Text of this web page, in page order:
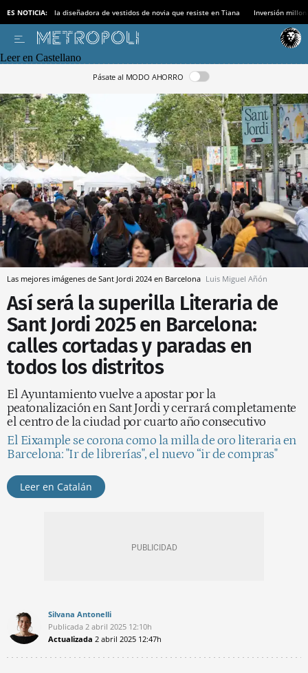
ES NOTICIA: la diseñadora de vestidos de novia que resiste en Tiana Inversión
Leer en Castellano
Pásate al MODO AHORRO
Las mejores imágenes de Sant Jordi 2024 en Barcelona Luis Miguel Añón
Así será la superilla Literaria de
Sant Jordi 2025 en Barcelona:
calles cortadas y paradas en
todos los distritos
El Ayuntamiento vuelve a apostar por la
peatonalización en Sant Jordi y cerrará completamente
el centro de la ciudad por cuarto año consecutivo
El Eixample se corona como la milla de oro literaria en
Barcelona: "Ir de librerías", el nuevo “ir de compras"
Leer en Catalán
Silvana Antonelli
Publicada 2 abril 2025 12:10h
Actualizada 2 abril 2025 12:47h